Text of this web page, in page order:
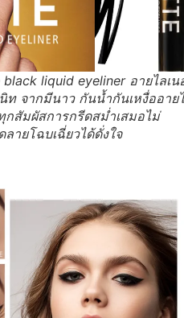
liquid eyeliner อายไลเน
จากมีนาว กันน้ำกันเหงื่ออาย
กสัมผัสการกรีดสม่ำเสมอไม่
ายโฉบเฉี่ยวได้ดั่งใจ